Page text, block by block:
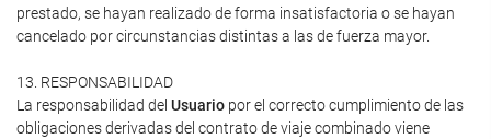
prestado, se hayan realizado de forma insatisfactoria o se hayan
cancelado por circunstancias distintas a las de fuerza mayor.
13. RESPONSABILIDAD
La responsabilidad del Usuario por el correcto cumplimiento de las
obligaciones derivadas del contrato de viaje combinado viene